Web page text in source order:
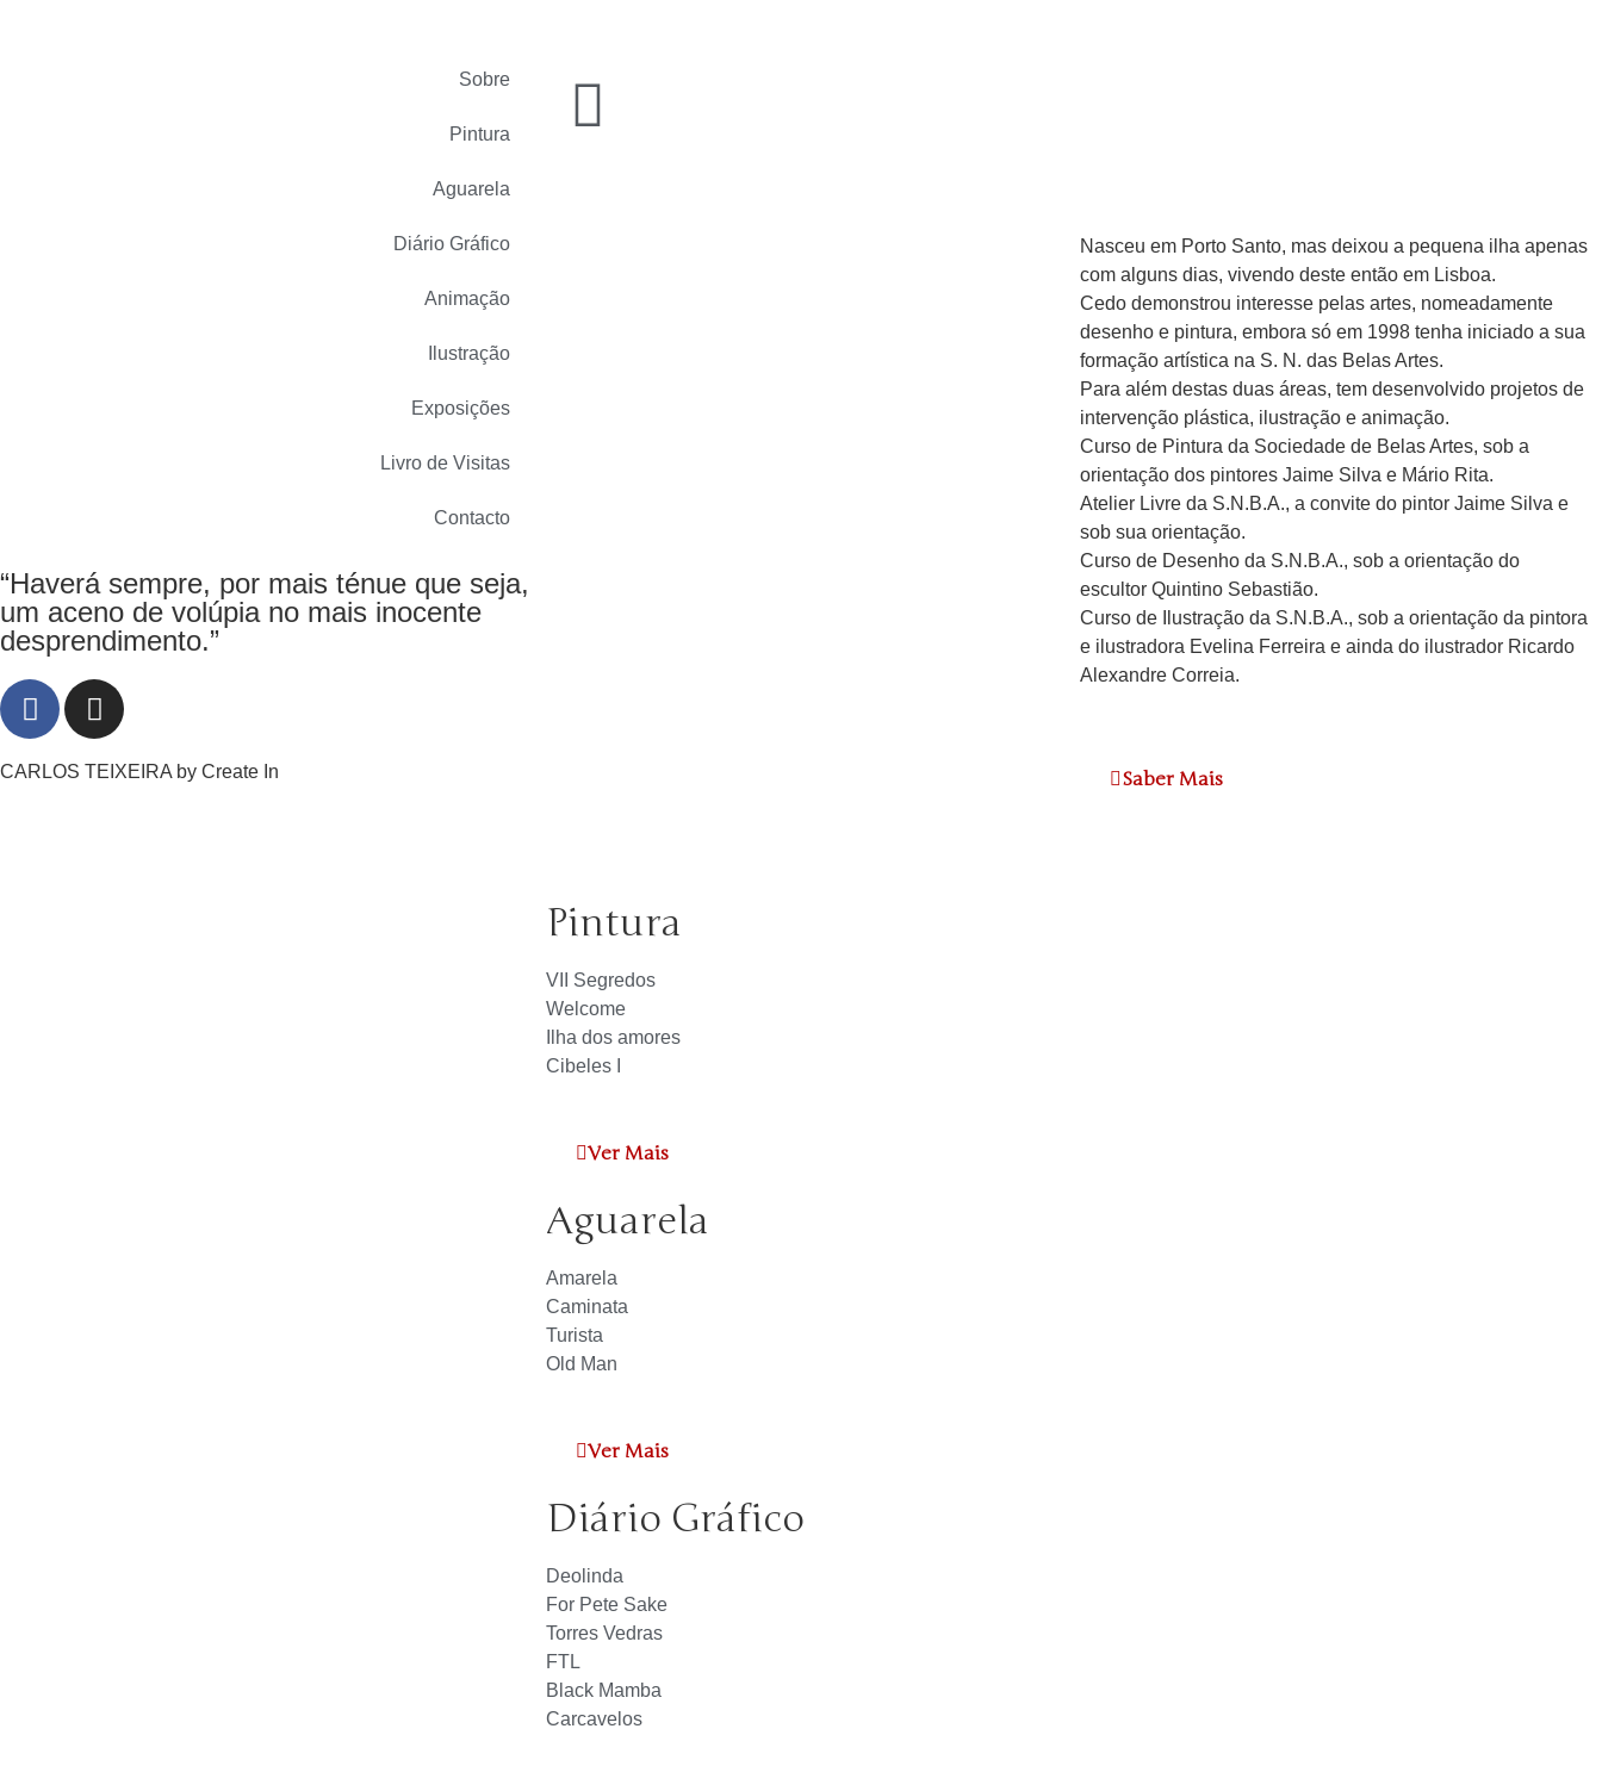
Sobre
Pintura
Aguarela
Diário Gráfico
Animação
Ilustração
Exposições
Livro de Visitas
Contacto
“Haverá sempre, por mais ténue que seja,
um aceno de volúpia no mais inocente
desprendimento.”
CARLOS TEIXEIRA by Create In
Nasceu em Porto Santo, mas deixou a pequena ilha apenas
com alguns dias, vivendo deste então em Lisboa.
Cedo demonstrou interesse pelas artes, nomeadamente
desenho e pintura, embora só em 1998 tenha iniciado a sua
formação artística na S. N. das Belas Artes.
Para além destas duas áreas, tem desenvolvido projetos de
intervenção plástica, ilustração e animação.
Curso de Pintura da Sociedade de Belas Artes, sob a
orientação dos pintores Jaime Silva e Mário Rita.
Atelier Livre da S.N.B.A., a convite do pintor Jaime Silva e
sob sua orientação.
Curso de Desenho da S.N.B.A., sob a orientação do
escultor Quintino Sebastião.
Curso de Ilustração da S.N.B.A., sob a orientação da pintora
e ilustradora Evelina Ferreira e ainda do ilustrador Ricardo
Alexandre Correia.
Saber Mais
Pintura
VII Segredos
Welcome
Ilha dos amores
Cibeles I
Ver Mais
Aguarela
Amarela
Caminata
Turista
Old Man
Ver Mais
Diário Gráfico
Deolinda
For Pete Sake
Torres Vedras
FTL
Black Mamba
Carcavelos